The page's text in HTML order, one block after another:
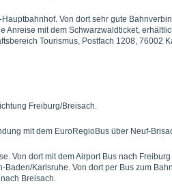
Von dort sehr gute
Anreise mit dem Schwarzwaldticket,
Tourismus, Postfach 1208, 76002
Freiburg/Breisach.
mit dem EuroRegioBus über Neuf-
Von dort mit dem Airport Bus nach
Baden/Karlsruhe. Von dort per Bus zum
Breisach.